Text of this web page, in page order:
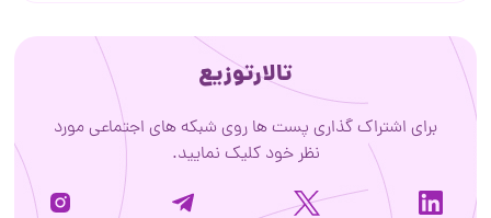
تالارتوزیع
اشتراک گذاری پست ها روی شبکه های اجتماعی مورد
نظر خود کلیک نمایید.